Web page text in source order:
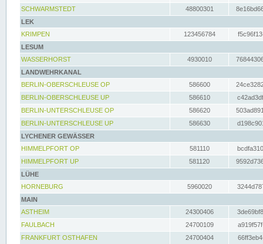
SCHWARMSTEDT
48800301
LEK
KRIMPEN
123456784
LESUM
WASSERHORST
4930010
LANDWEHRKANAL
BERLIN-OBERSCHLEUSE OP
586600
BERLIN-OBERSCHLEUSE UP
586610
BERLIN-UNTERSCHLEUSE OP
586620
BERLIN-UNTERSCHLEUSE UP
586630
LYCHENER GEWÄSSER
HIMMELPFORT OP
581110
HIMMELPFORT UP
581120
LÜHE
HORNEBURG
5960020
MAIN
ASTHEIM
24300406
FAULBACH
24700109
FRANKFURT OSTHAFEN
24700404